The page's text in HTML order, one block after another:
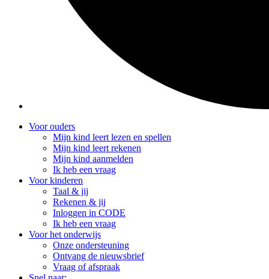
Voor ouders
Mijn kind leert lezen en spellen
Mijn kind leert rekenen
Mijn kind aanmelden
Ik heb een vraag
Voor kinderen
Taal & jij
Rekenen & jij
Inloggen in CODE
Ik heb een vraag
Voor het onderwijs
Onze ondersteuning
Ontvang de nieuwsbrief
Vraag of afspraak